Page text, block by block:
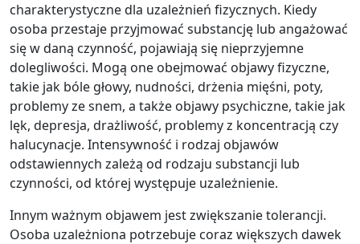
charakterystyczne dla uzależnień fizycznych. Kiedy
osoba przestaje przyjmować substancję lub angażować
się w daną czynność, pojawiają się nieprzyjemne
dolegliwości. Mogą one obejmować objawy fizyczne,
takie jak bóle głowy, nudności, drżenia mięśni, poty,
problemy ze snem, a także objawy psychiczne, takie jak
lęk, depresja, drażliwość, problemy z koncentracją czy
halucynacje. Intensywność i rodzaj objawów
odstawiennych zależą od rodzaju substancji lub
czynności, od której występuje uzależnienie.
Innym ważnym objawem jest zwiększanie tolerancji.
Osoba uzależniona potrzebuje coraz większych dawek